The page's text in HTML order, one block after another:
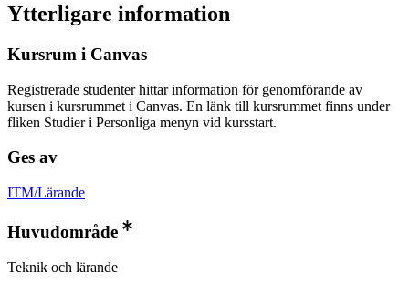
Ytterligare information
Kursrum i Canvas
Registrerade studenter hittar information för genomförande av
kursen i kursrummet i Canvas. En länk till kursrummet finns under
fliken Studier i Personliga menyn vid kursstart.
Ges av
ITM/Lärande
Huvudområde
Teknik och lärande